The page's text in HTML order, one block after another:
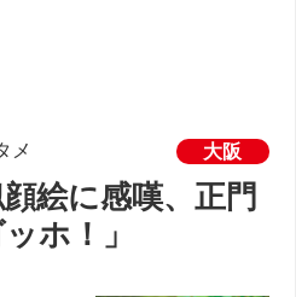
メ 大阪
絵に感嘆、正門
ホ！」